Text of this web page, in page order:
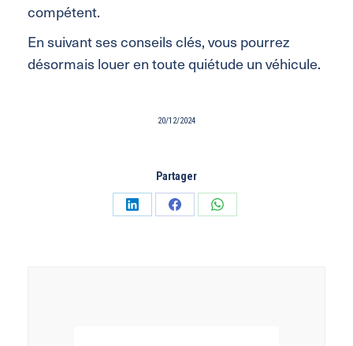
compétent.
En suivant ses conseils clés, vous pourrez
désormais louer en toute quiétude un véhicule.
20/12/2024
Partager
PartagerPartagerPartager